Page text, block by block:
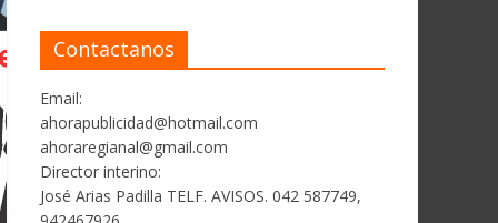
Contactanos
Email:
ahorapublicidad@hotmail.com
ahoraregianal@gmail.com
Director interino:
José Arias Padilla TELF. AVISOS. 042 587749,